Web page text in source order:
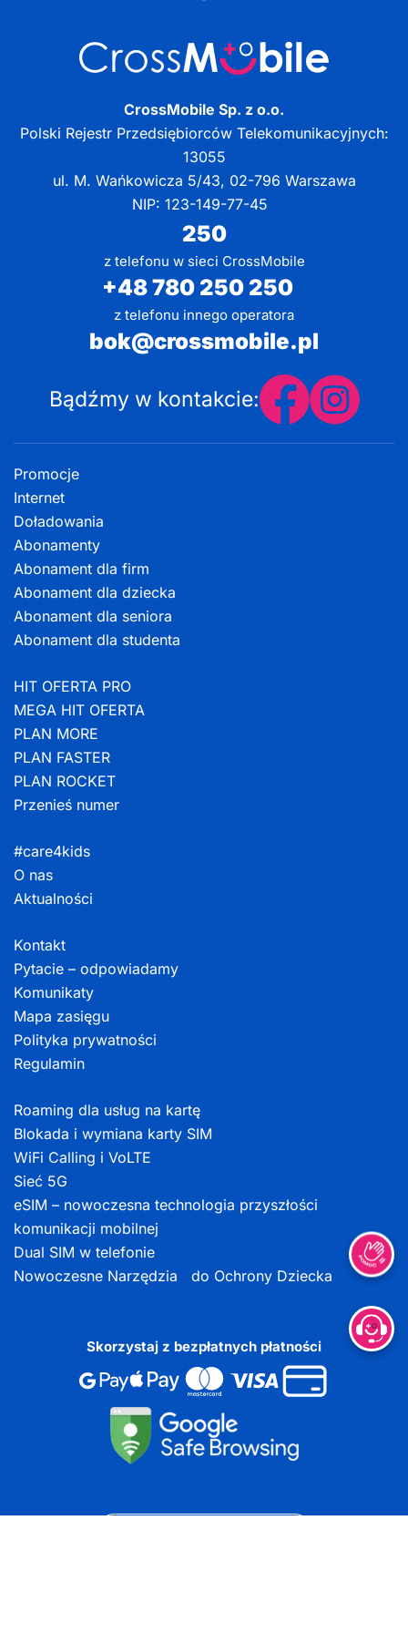
CrossMobile Sp. z o.o.
Polski Rejestr Przedsiębiorców Telekomunikacyjnych:
13055
ul. M. Wańkowicza 5/43, 02-796 Warszawa
NIP: 123-149-77-45
250
z telefonu w sieci CrossMobile
+48 780 250 250
z telefonu innego operatora
bok@crossmobile.pl
Bądźmy w kontakcie:
Promocje
Internet
Doładowania
Abonamenty
Abonament dla firm
Abonament dla dziecka
Abonament dla seniora
Abonament dla studenta
HIT OFERTA PRO
MEGA HIT OFERTA
PLAN MORE
PLAN FASTER
PLAN ROCKET
Przenieś numer
#care4kids
O nas
Aktualności
Kontakt
Pytacie – odpowiadamy
Komunikaty
Mapa zasięgu
Polityka prywatności
Regulamin
Roaming dla usług na kartę
Blokada i wymiana karty SIM
WiFi Calling i VoLTE
Sieć 5G
eSIM – nowoczesna technologia przyszłości
komunikacji mobilnej
Dual SIM w telefonie
Nowoczesne Narzędzia do Ochrony Dziecka
Skorzystaj z bezpłatnych płatności